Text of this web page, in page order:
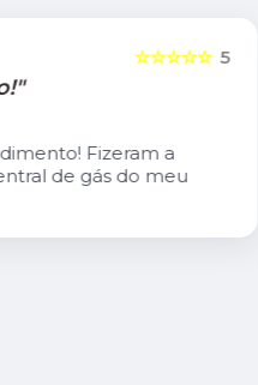
Assistente que
muito
rapidez onde
vazamento e